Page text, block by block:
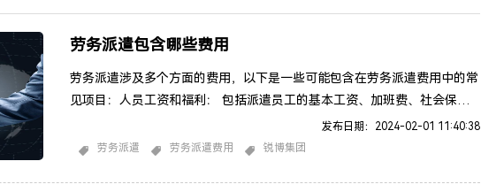
劳务派遣包含哪些费用
劳务派遣涉及多个方面的费用，以下是一些可能包含在劳务派遣费用中的常
见项目：人员工资和福利： 包括派遣员工的基本工资、加班费、社会保
险、医疗保险、工伤保险、失业保险等。派遣服务费： 派遣公司通常会收
取一定比例的服务费，用于管理、招聘、培训、绩效评估等方面的成本。税
发布日期：2024-02-01 11:40:38
劳务派遣
劳务派遣费用 锐博集团